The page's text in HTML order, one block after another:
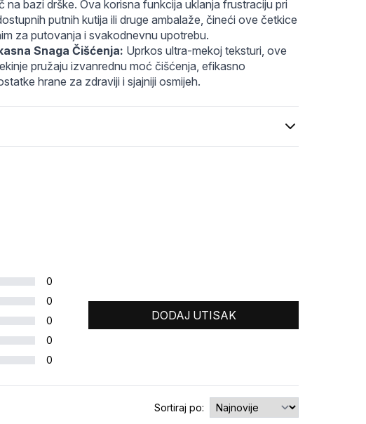
na bazi drške. Ova korisna funkcija uklanja frustraciju pri
putnih kutija ili druge ambalaže, čineći ove četkice
za putovanja i svakodnevnu upotrebu.
Snaga Čišćenja: Uprkos ultra-mekoj teksturi, ove
pružaju izvanrednu moć čišćenja, efikasno
hrane za zdraviji i sjajniji osmijeh.
0
0
0
0
0
DODAJ UTISAK
Sortiraj po: